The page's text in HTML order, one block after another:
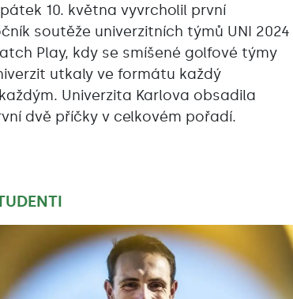
10. května vyvrcholil první
soutěže univerzitních týmů UNI 2024
Play, kdy se smíšené golfové týmy
utkaly ve formátu každý
Univerzita Karlova obsadila
dvě příčky v celkovém pořadí.